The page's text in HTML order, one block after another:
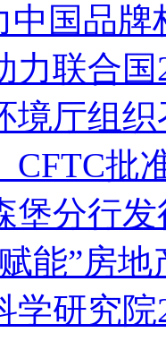
中国品
力联合
境厅组
CFTC
堡分行
能”房
学研究